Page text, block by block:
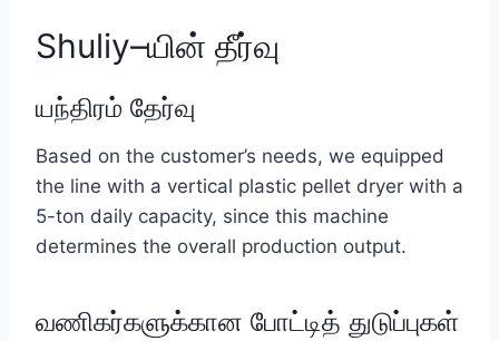
Shuliy–யின் தீர்வு
யந்திரம் தேர்வு
Based on the customer’s needs, we equipped
the line with a vertical plastic pellet dryer with a
5-ton daily capacity, since this machine
determines the overall production output.
வணிகர்களுக்கான போட்டித் துடுப்புகள்